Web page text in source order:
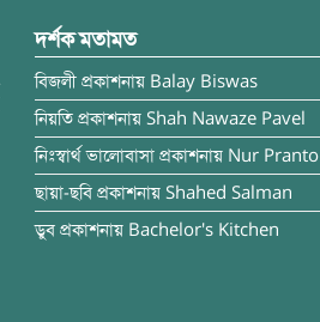
দর্শক মতামত
বিজলী প্রকাশনায় Balay Biswas
নিয়তি প্রকাশনায় Shah Nawaze Pavel
নিঃস্বার্থ ভালোবাসা প্রকাশনায় Nur Pranto
ছায়া-ছবি প্রকাশনায় Shahed Salman
ডুব প্রকাশনায় Bachelor's Kitchen